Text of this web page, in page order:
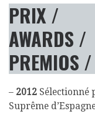
PRIX /
AWARDS /
PREMIOS /
– 2012 Sélectionné
Suprême